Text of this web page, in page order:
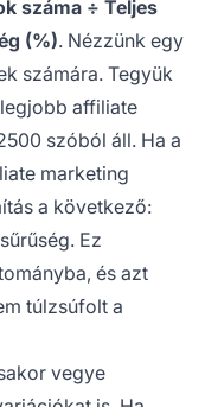
száma ÷ Teljes
(%). Nézzünk egy
számára. Tegyük
affiliate
szóból áll. Ha a
marketing
a következő:
Ez
és azt
túlzsúfolt a
vegye